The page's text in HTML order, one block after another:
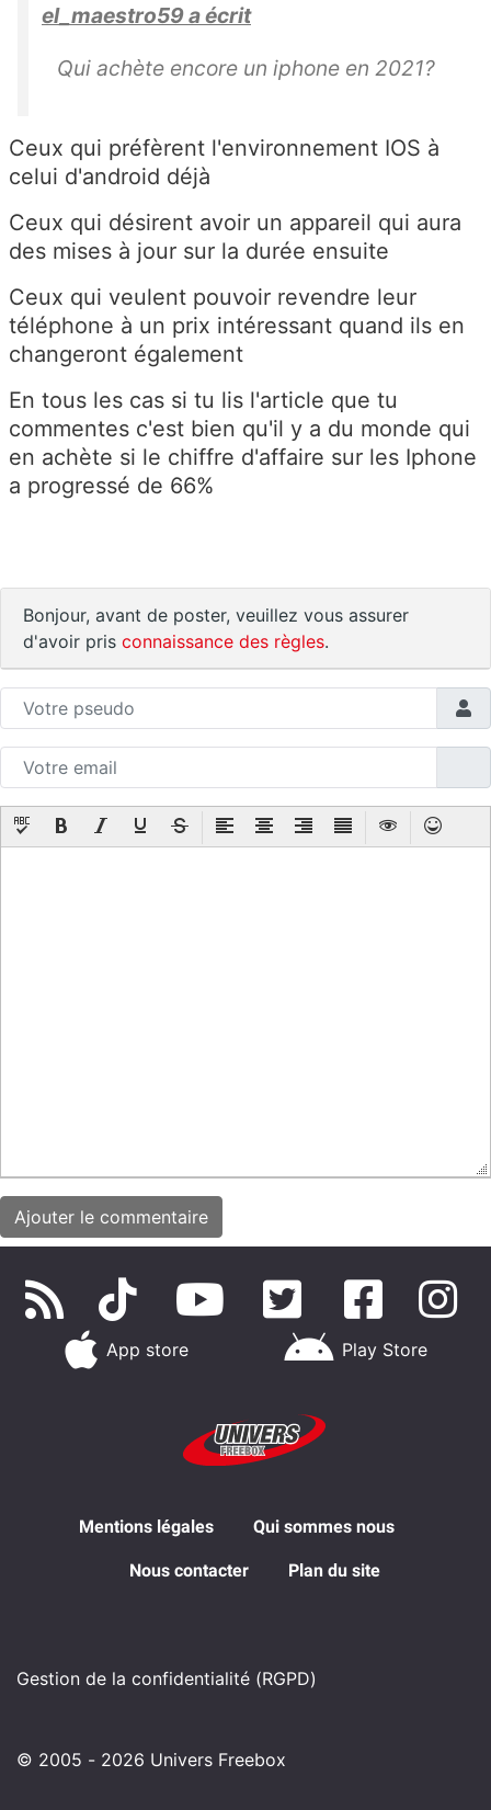
el_maestro59 a écrit
Qui achète encore un iphone en 2021?
Ceux qui préfèrent l'environnement IOS à
celui d'android déjà
Ceux qui désirent avoir un appareil qui aura
des mises à jour sur la durée ensuite
Ceux qui veulent pouvoir revendre leur
téléphone à un prix intéressant quand ils en
changeront également
En tous les cas si tu lis l'article que tu
commentes c'est bien qu'il y a du monde qui
en achète si le chiffre d'affaire sur les Iphone
a progressé de 66%
Bonjour, avant de poster, veuillez vous assurer
d'avoir pris connaissance des règles.
App store Play Store
Mentions légales Qui sommes nous
Nous contacter Plan du site
Gestion de la confidentialité (RGPD)
© 2005 - 2026 Univers Freebox